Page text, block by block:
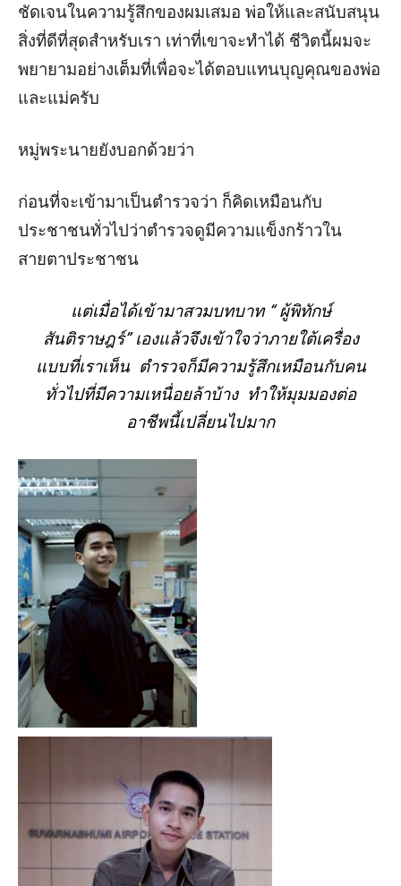
ชัดเจนในความรู้สึกของผมเสมอ พ่อให้และสนับสนุน
สิ่งที่ดีที่สุดสำหรับเรา เท่าที่เขาจะทำได้ ชีวิตนี้ผมจะ
พยายามอย่างเต็มที่เพื่อจะได้ตอบแทนบุญคุณของพ่อ
และแม่ครับ
หมู่พระนายยังบอกด้วยว่า
ก่อนที่จะเข้ามาเป็นตำรวจว่า ก็คิดเหมือนกับ
ประชาชนทั่วไปว่าตำรวจดูมีความแข็งกร้าวใน
สายตาประชาชน
แต่เมื่อได้เข้ามาสวมบทบาท “ผู้พิทักษ์
สันติราษฎร์” เองแล้วจึงเข้าใจว่าภายใต้เครื่อง
แบบที่เราเห็นตำรวจก็มีความรู้สึกเหมือนกับคน
ทั่วไปที่มีความเหนื่อยล้าบ้าง ทำให้มุมมองต่อ
อาชีพนี้เปลี่ยนไปมาก